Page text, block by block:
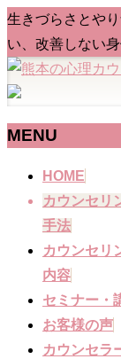
生きづらさとや
い、改善しない
MENU
HOME
カウンセリ
手法
カウンセリ
内容
セミナー・
お客様の声
カウンセラ